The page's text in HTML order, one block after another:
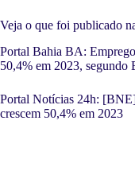
Veja o que foi publicado
Portal Bahia BA:
50,4% em 2023, segundo
Portal Notícias 24h:
crescem 50,4% em 2023